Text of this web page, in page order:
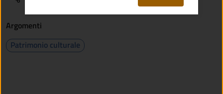
Argomenti
Patrimonio culturale